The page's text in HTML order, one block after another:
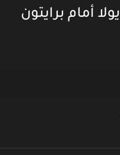
أمام برايتون